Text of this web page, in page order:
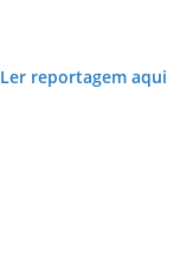
Ler reportagem aqui